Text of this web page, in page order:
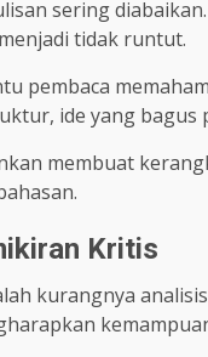
sering
tidak runtut.
pembaca
ide yang bagus
membuat
Kritis
kurangnya